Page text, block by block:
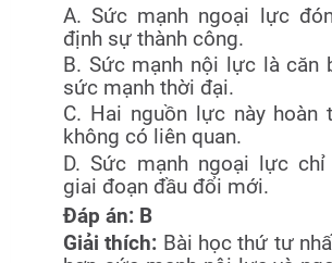
A. Sức mạnh ngoại lực
định sự thành công.
B. Sức mạnh nội lực là căn
sức mạnh thời đại.
C. Hai nguồn lực này hoàn
không có liên quan.
D. Sức mạnh ngoại lực
giai đoạn đầu đổi mới.
Đáp án: B
Giải thích: Bài học thứ tư